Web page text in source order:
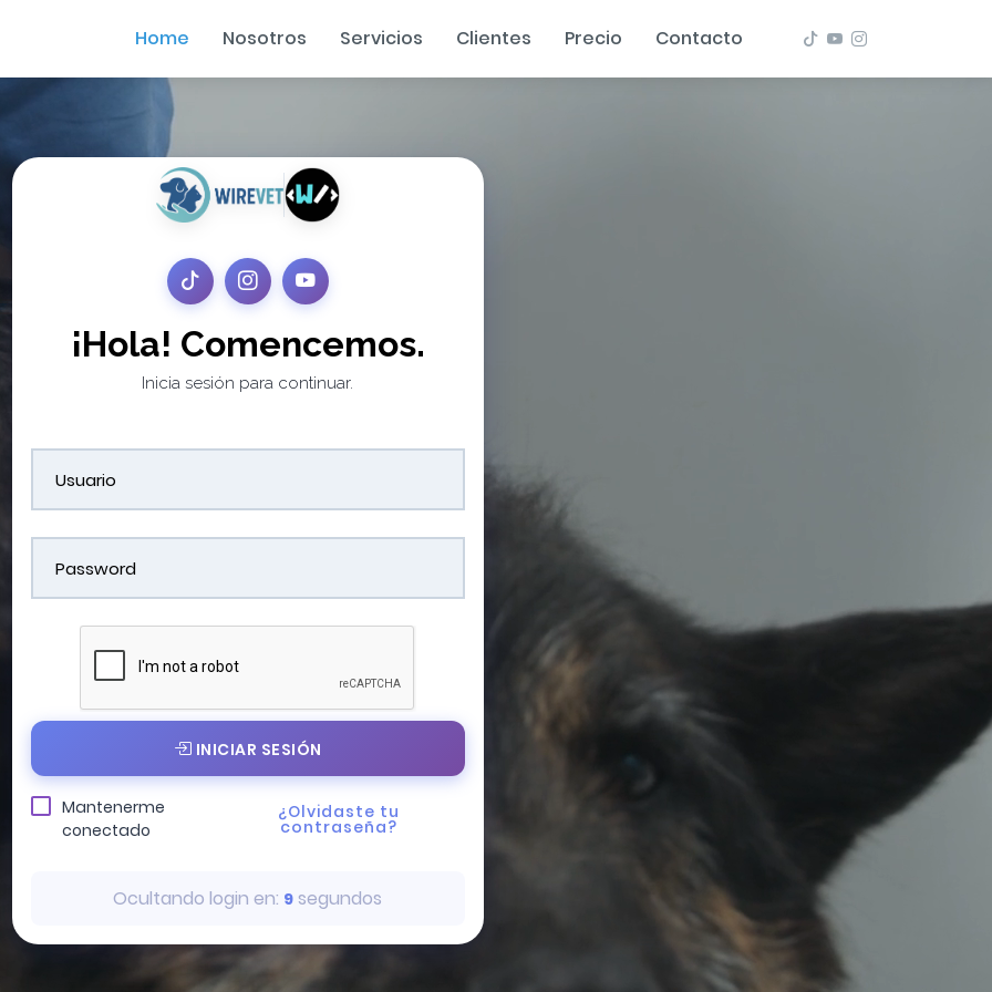
Home Nosotros Servicios Clientes Precio Contacto
¡Hola! Comencemos.
Inicia sesión para continuar.
INICIAR SESIÓN
Mantenerme
conectado
¿Olvidaste tu
contraseña?
Ocultando login en: 7 segundos